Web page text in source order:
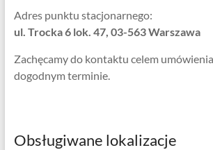
Adres punktu stacjonarnego:
ul. Trocka 6 lok. 47, 03-563 Warszawa
Zachęcamy do kontaktu celem
dogodnym terminie.
Obsługiwane lokalizacje